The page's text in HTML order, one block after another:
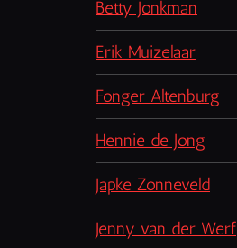
Betty Jonkman
Erik Muizelaar
Fonger Altenburg
Hennie de Jong
Japke Zonneveld
Jenny van der Werf